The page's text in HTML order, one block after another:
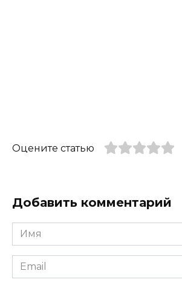
Оцените статью
Добавить комментарий
Имя
*
Email
*